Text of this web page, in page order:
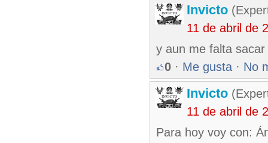
Invicto
11 de abril de
y aun me falta
0 · Me gusta · No
Invicto
11 de abril de
Para hoy voy con: